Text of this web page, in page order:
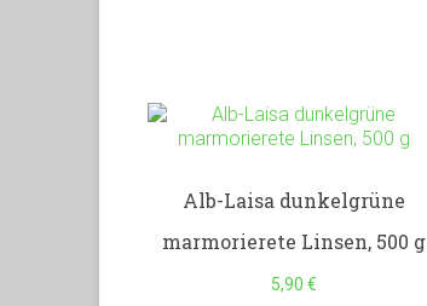
Alb-Laisa dunkelgrüne
marmorierete Linsen, 500 g
5,90€